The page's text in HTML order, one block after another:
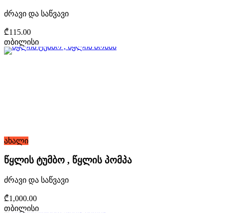
ძრავი და საწვავი
₾115.00
თბილისი
ახალი
წყლის ტუმბო , წყლის პომპა
ძრავი და საწვავი
₾1,000.00
თბილისი